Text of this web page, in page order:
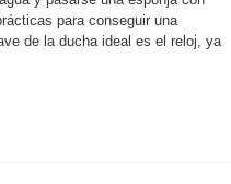
para conseguir una
de la ducha ideal es el reloj, ya